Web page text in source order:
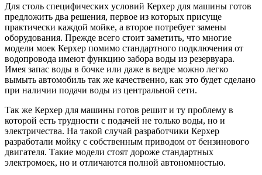
Для столь специфических условий Керхер для машины готов
предложить два решения, первое из которых присуще
практически каждой мойке, а второе потребует замены
оборудования. Прежде всего стоит заметить, что многие
модели моек Керхер помимо стандартного подключения от
водопровода имеют функцию забора воды из резервуара.
Имея запас воды в бочке или даже в ведре можно легко
вымыть автомобиль так же качественно, как это будет сделано
при наличии подачи воды из центральной сети.
Так же Керхер для машины готов решит и ту проблему в
которой есть трудности с подачей не только воды, но и
электричества. На такой случай разработчики Керхер
разработали мойку с собственным приводом от бензинового
двигателя. Такие модели стоят дороже стандартных
электромоек, но и отличаются полной автономностью.